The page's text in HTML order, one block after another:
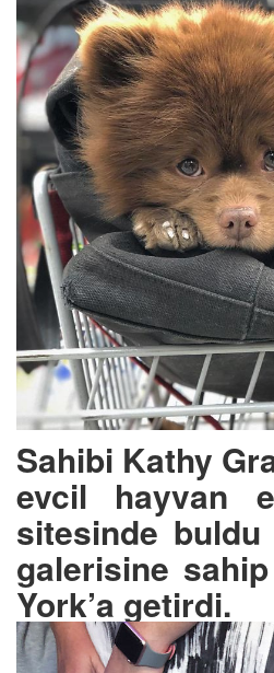
Sahibi Kathy
evcil hayvan
sitesinde
galerisine
York’a getirdi.